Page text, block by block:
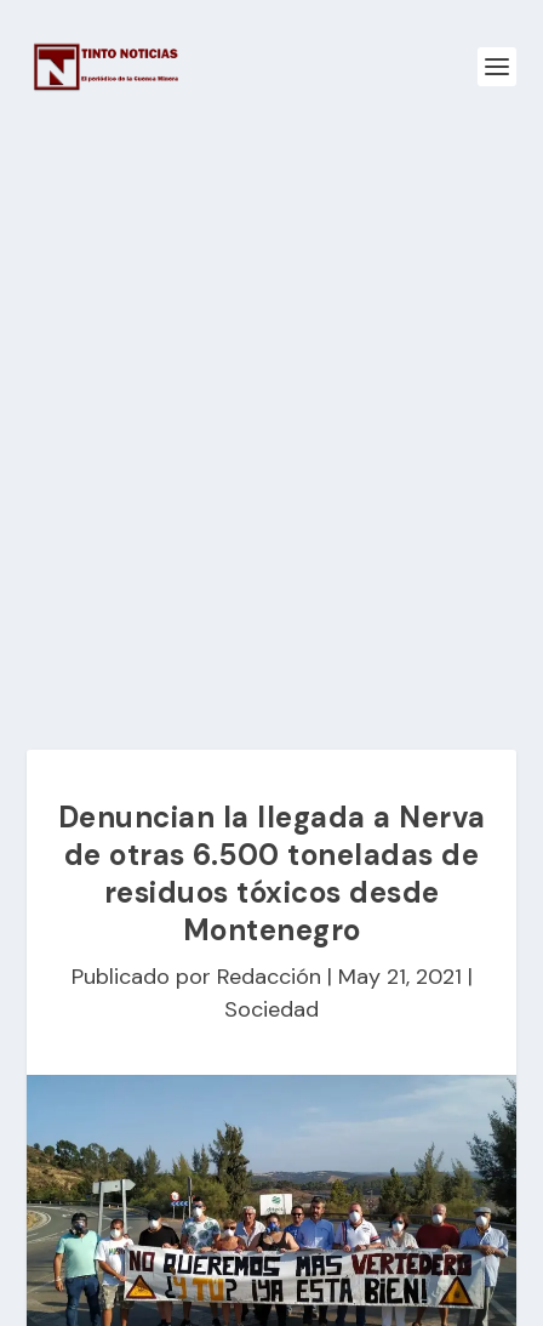
Denuncian la llegada a Nerva
de otras 6.500 toneladas de
residuos tóxicos desde
Montenegro
Publicado por Redacción | May 21, 2021 |
Sociedad